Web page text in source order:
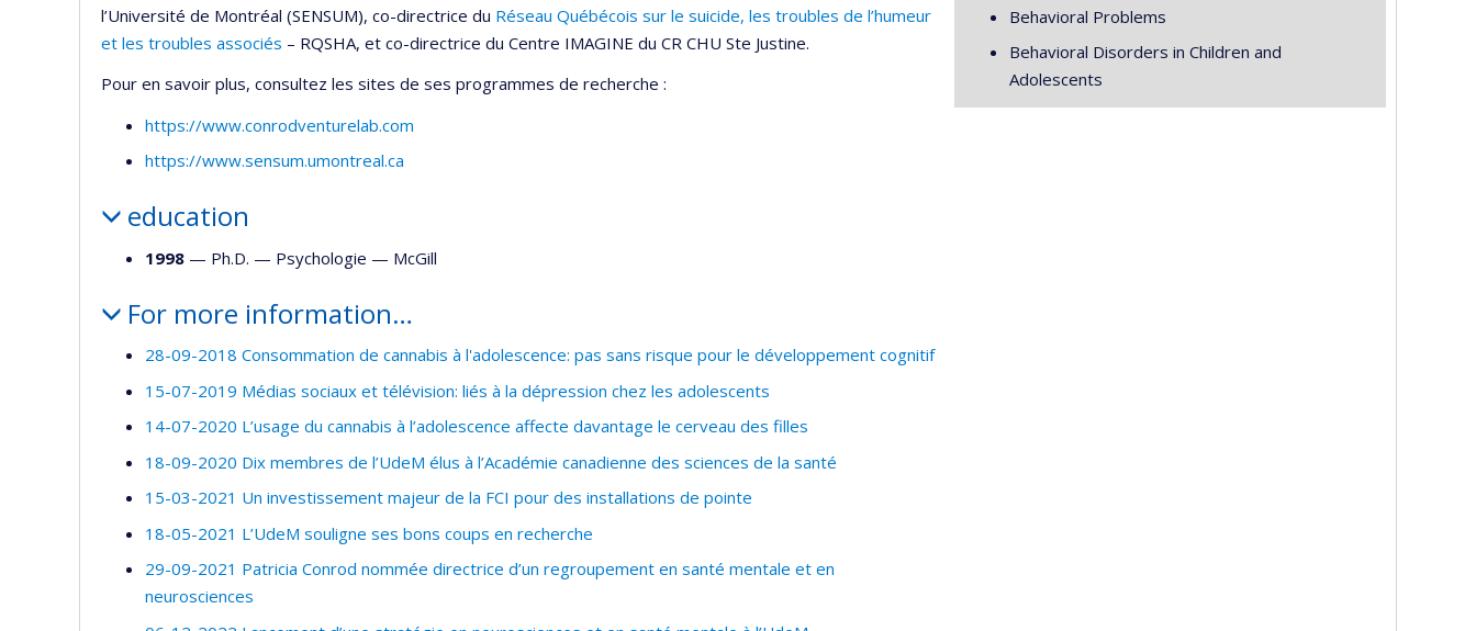
l’Université de Montréal (SENSUM), co-directrice du Réseau Québécois sur le suicide, les troubles de l’humeur
et les troubles associés – RQSHA, et co-directrice du Centre IMAGINE du CR CHU Ste Justine.
Pour en savoir plus, consultez les sites de ses programmes de recherche :
https://www.conrodventurelab.com
https://www.sensum.umontreal.ca
education
1998 — Ph.D. — Psychologie — McGill
For more information…
28-09-2018 Consommation de cannabis à l'adolescence: pas sans risque pour le développement cognitif
15-07-2019 Médias sociaux et télévision: liés à la dépression chez les adolescents
14-07-2020 L’usage du cannabis à l’adolescence affecte davantage le cerveau des filles
18-09-2020 Dix membres de l’UdeM élus à l’Académie canadienne des sciences de la santé
15-03-2021 Un investissement majeur de la FCI pour des installations de pointe
18-05-2021 L’UdeM souligne ses bons coups en recherche
29-09-2021 Patricia Conrod nommée directrice d’un regroupement en santé mentale et en
neurosciences
Behavioral Problems
Behavioral Disorders in Children and
Adolescents